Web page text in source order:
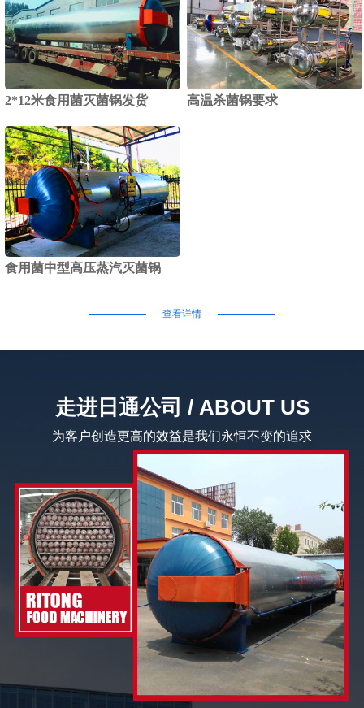
2*12米食用菌灭菌锅发货 高温杀菌锅要求
食用菌中型高压蒸汽灭菌锅
查看详情
走进日通公司 / ABOUT US
为客户创造更高的效益是我们永恒不变的追求